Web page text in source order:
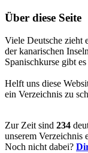
Über diese Seite
Viele Deutsche zieht
der kanarischen
Spanischkurse gibt
Helft uns diese
ein Verzeichnis zu
Zur Zeit sind 234
unserem Verzeichnis
Noch nicht dabei?